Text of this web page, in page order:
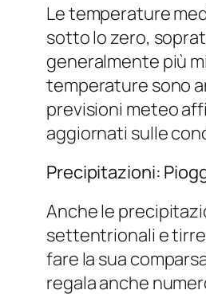
Le temperature
sotto lo zero,
generalmente più
temperature sono
previsioni meteo
aggiornati sulle
Precipitazioni:
Anche le
settentrionali e
fare la sua
regala anche